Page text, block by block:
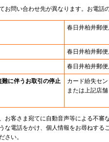
お問い合わせ先が異なります。お電話
春日井柏井郵
春日井柏井郵
春日井柏井郵
に伴うお取引の停止
カード紛失セ
または上記店舗
お客さま宛てに自動音声等による不審
な電話をかけ、個人情報をお尋ねする
さい。